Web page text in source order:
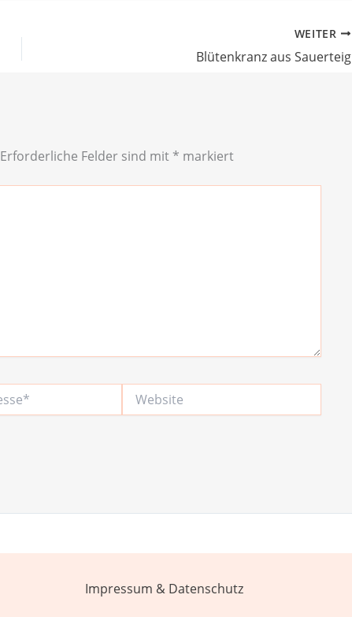
WEITER
Blütenkranz aus Sauerteig
Erforderliche Felder sind mit * markiert
Impressum & Datenschutz